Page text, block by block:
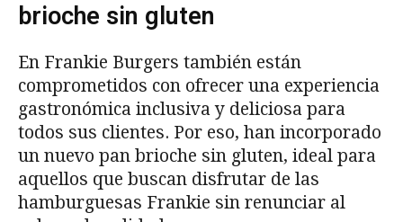
brioche sin gluten
En Frankie Burgers también están
comprometidos con ofrecer una experiencia
gastronómica inclusiva y deliciosa para
todos sus clientes. Por eso, han incorporado
un nuevo pan brioche sin gluten, ideal para
aquellos que buscan disfrutar de las
hamburguesas Frankie sin renunciar al